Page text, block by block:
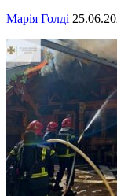
Марія Голді